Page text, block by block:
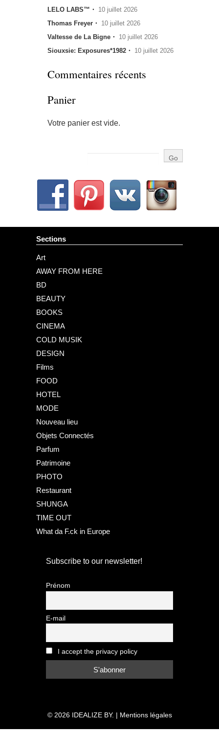
LELO LABS™・ 10 juillet 2026
Thomas Freyer・ 10 juillet 2026
Valtesse de La Bigne・ 10 juillet 2026
Siouxsie: Exposures*1982・ 10 juillet 2026
Commentaires récents
Panier
Votre panier est vide.
Sections
Art
AWAY FROM HERE
BD
BEAUTY
BOOKS
CINEMA
COLD MUSIK
DESIGN
Films
FOOD
HOTEL
MODE
Nouveau lieu
Objets Connectés
Parfum
Patrimoine
PHOTO
Restaurant
SHUNGA
TIME OUT
What da F.ck in Europe
Subscribe to our newsletter!
Prénom
E-mail
I accept the privacy policy
© 2026 IDEALIZE BY. | Mentions légales